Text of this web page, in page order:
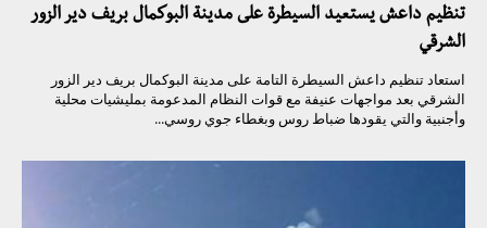
تنظيم داعش يستعيد السيطرة على مدينة البوكمال بريف دير الزور
الشرقي
استعاد تنظيم داعش السيطرة التامة على مدينة البوكمال بريف دير الزور
الشرقي بعد مواجهات عنيفة مع قوات النظام المدعومة بمليشيات محلية
وأجنبية والتي يقودها ضباط روس وبغطاء جوي روسي...